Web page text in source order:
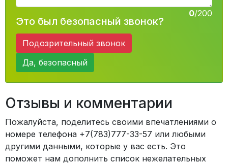
0/200
Это был безопасный звонок?
Подозрительный звонок
Да, безопасный
Отзывы и комментарии
Пожалуйста, поделитесь своими впечатлениями о
номере телефона +7(783)777-33-57 или любыми
другими данными, которые у вас есть. Это
поможет нам дополнить список нежелательных